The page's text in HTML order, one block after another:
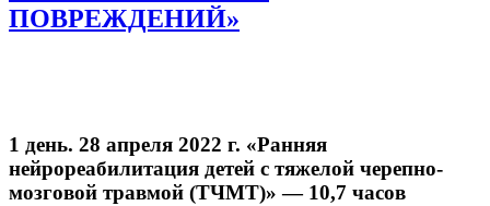
ПОВРЕЖДЕНИЙ»
1 день. 28 апреля 2022 г. «Ранняя
нейрореабилитация детей с тяжелой черепно-
мозговой травмой (ТЧМТ)» — 10,7 часов